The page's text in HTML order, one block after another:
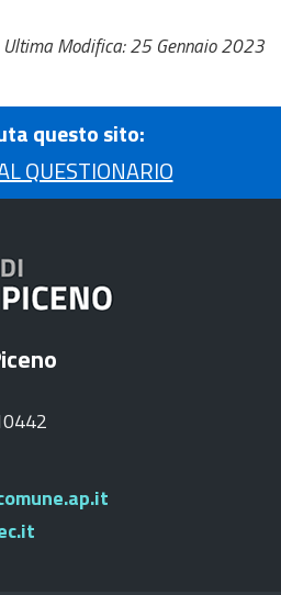
Ultima Modifica: 25 Gennaio 2023
questo sito:
QUESTIONARIO